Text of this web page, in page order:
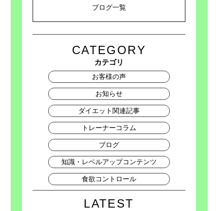
ブログ一覧
CATEGORY
カテゴリ
お客様の声
お知らせ
ダイエット関連記事
トレーナーコラム
ブログ
知識・レベルアップコンテンツ
食欲コントロール
LATEST